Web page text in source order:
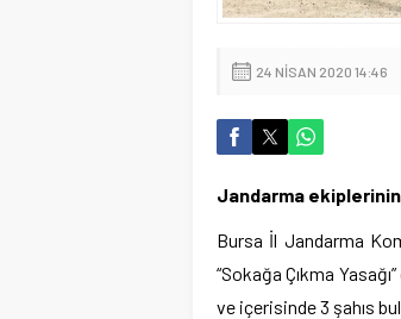
24 NISAN 2020 14:46
Jandarma
Bursa İl Jandarma
“Sokağa Çıkma
ve içerisinde 3 şahıs